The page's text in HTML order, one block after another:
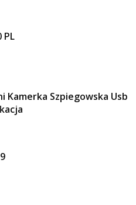
PL
Kamerka Szpiegowska Usb